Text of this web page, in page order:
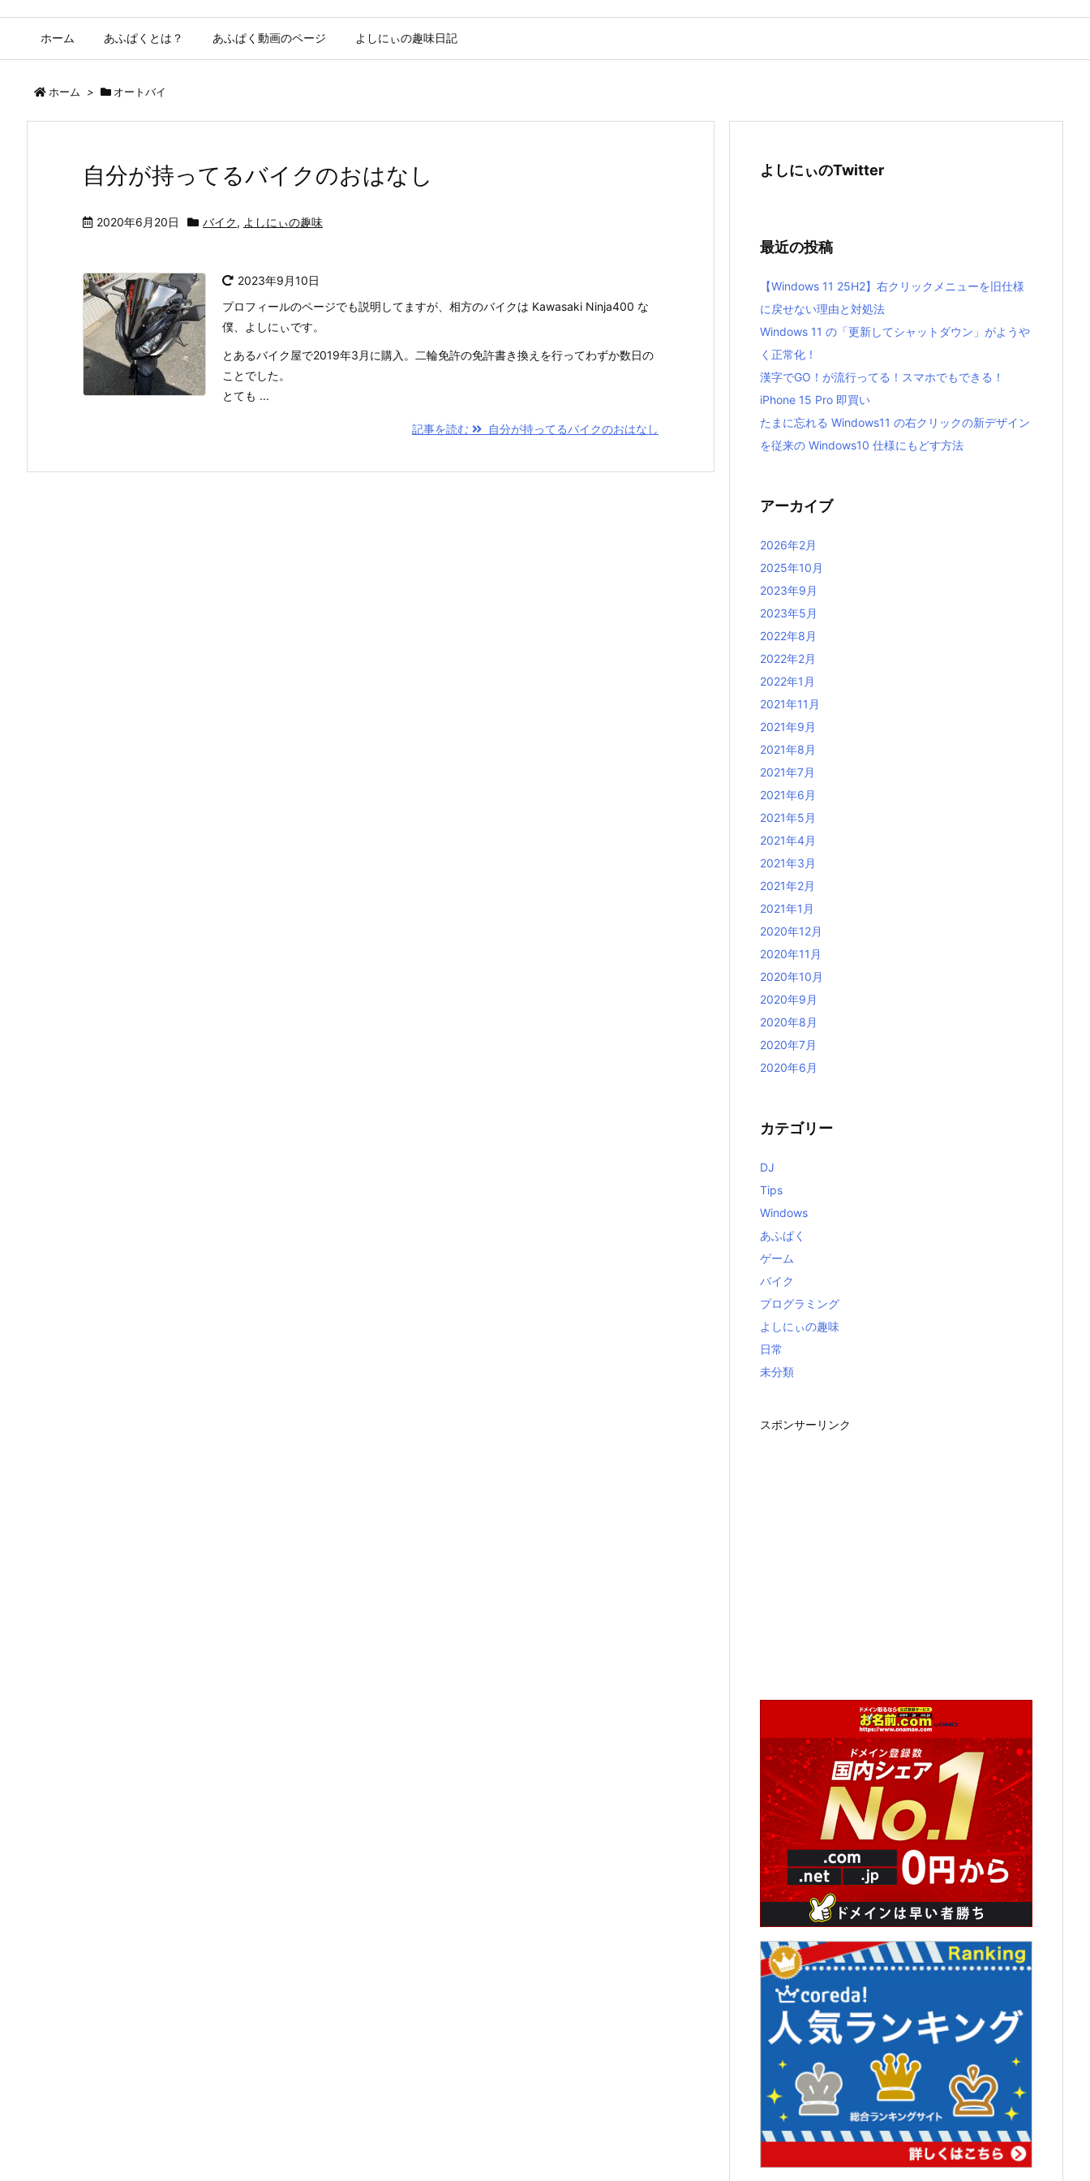
ホーム あふぱくとは？ あふぱく動画のページ よしにぃの趣味日記
ホーム > オートバイ
自分が持ってるバイクのおはなし
2020年6月20日 バイク, よしにぃの趣味
2023年9月10日
プロフィールのページでも説明してますが、相方のバイクは Kawasaki Ninja400 な
僕、よしにぃです。
とあるバイク屋で2019年3月に購入。二輪免許の免許書き換えを行ってわずか数日の
ことでした。
とても ...
記事を読む 自分が持ってるバイクのおはなし
よしにぃのTwitter
最近の投稿
【Windows 11 25H2】右クリックメニューを旧仕様
に戻せない理由と対処法
Windows 11 の「更新してシャットダウン」がようや
く正常化！
漢字でGO！が流行ってる！スマホでもできる！
iPhone 15 Pro 即買い
たまに忘れる Windows11 の右クリックの新デザイン
を従来の Windows10 仕様にもどす方法
アーカイブ
2026年2月
2025年10月
2023年9月
2023年5月
2022年8月
2022年2月
2022年1月
2021年11月
2021年9月
2021年8月
2021年7月
2021年6月
2021年5月
2021年4月
2021年3月
2021年2月
2021年1月
2020年12月
2020年11月
2020年10月
2020年9月
2020年8月
2020年7月
2020年6月
カテゴリー
DJ
Tips
Windows
あふぱく
ゲーム
バイク
プログラミング
よしにぃの趣味
日常
未分類
スポンサーリンク